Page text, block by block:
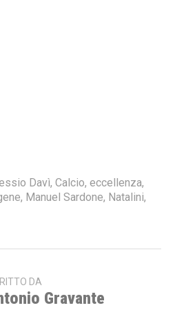
Davì, Calcio, eccellenza,
, Manuel Sardone, Natalini,
DA
Gravante